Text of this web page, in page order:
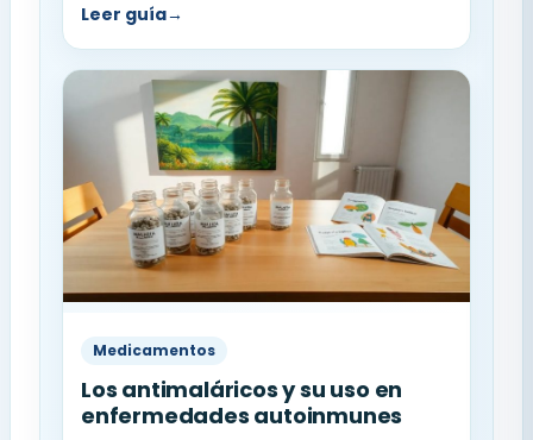
Leer guía→
Medicamentos
Los antimaláricos y su uso en
enfermedades autoinmunes